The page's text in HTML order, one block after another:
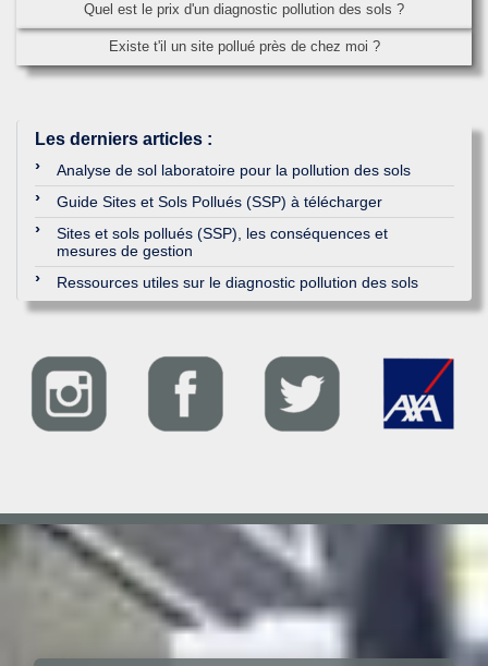
Quel est le prix d'un diagnostic pollution des sols ?
Existe t'il un site pollué près de chez moi ?
Les derniers articles :
Analyse de sol laboratoire pour la pollution des sols
Guide Sites et Sols Pollués (SSP) à télécharger
Sites et sols pollués (SSP), les conséquences et
mesures de gestion
Ressources utiles sur le diagnostic pollution des sols